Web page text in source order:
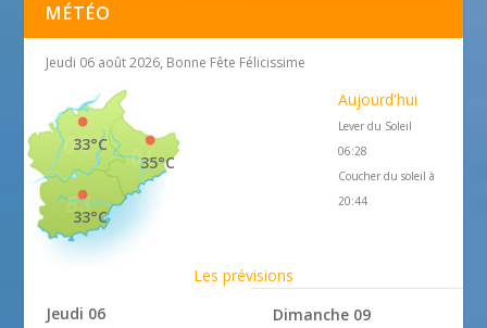
MÉTÉO
Jeudi 06 août 2026, Bonne Fête Félicissime
35°C
33°C
33°C
Aujourd'hui
Lever du Soleil
06:28
Coucher du soleil à
20:44
Les prévisions
Jeudi 06
Dimanche 09